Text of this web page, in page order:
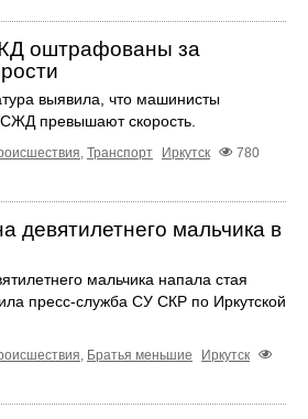
оштрафованы за
выявила, что машинисты
превышают скорость.
, Транспорт Иркутск
780
девятилетнего мальчика в
мальчика напала стая
пресс‑служба СУ СКР по Иркутской
, Братья меньшие
Иркутск